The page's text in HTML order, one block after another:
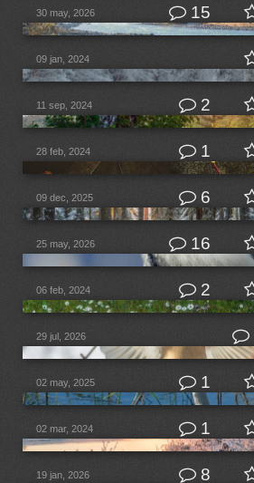
30 may, 2026 15
09 jan, 2024
11 sep, 2024 2
28 feb, 2024 1
09 dec, 2025 6
25 may, 2026 16
06 feb, 2024 2
29 jul, 2026
02 may, 2025 1
02 mar, 2024 1
19 jan, 2026 8